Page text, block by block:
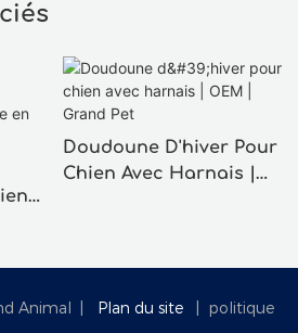
Doudoune D'hiver Pour
Chien Avec Harnais |
Animal | Plan du site
politique